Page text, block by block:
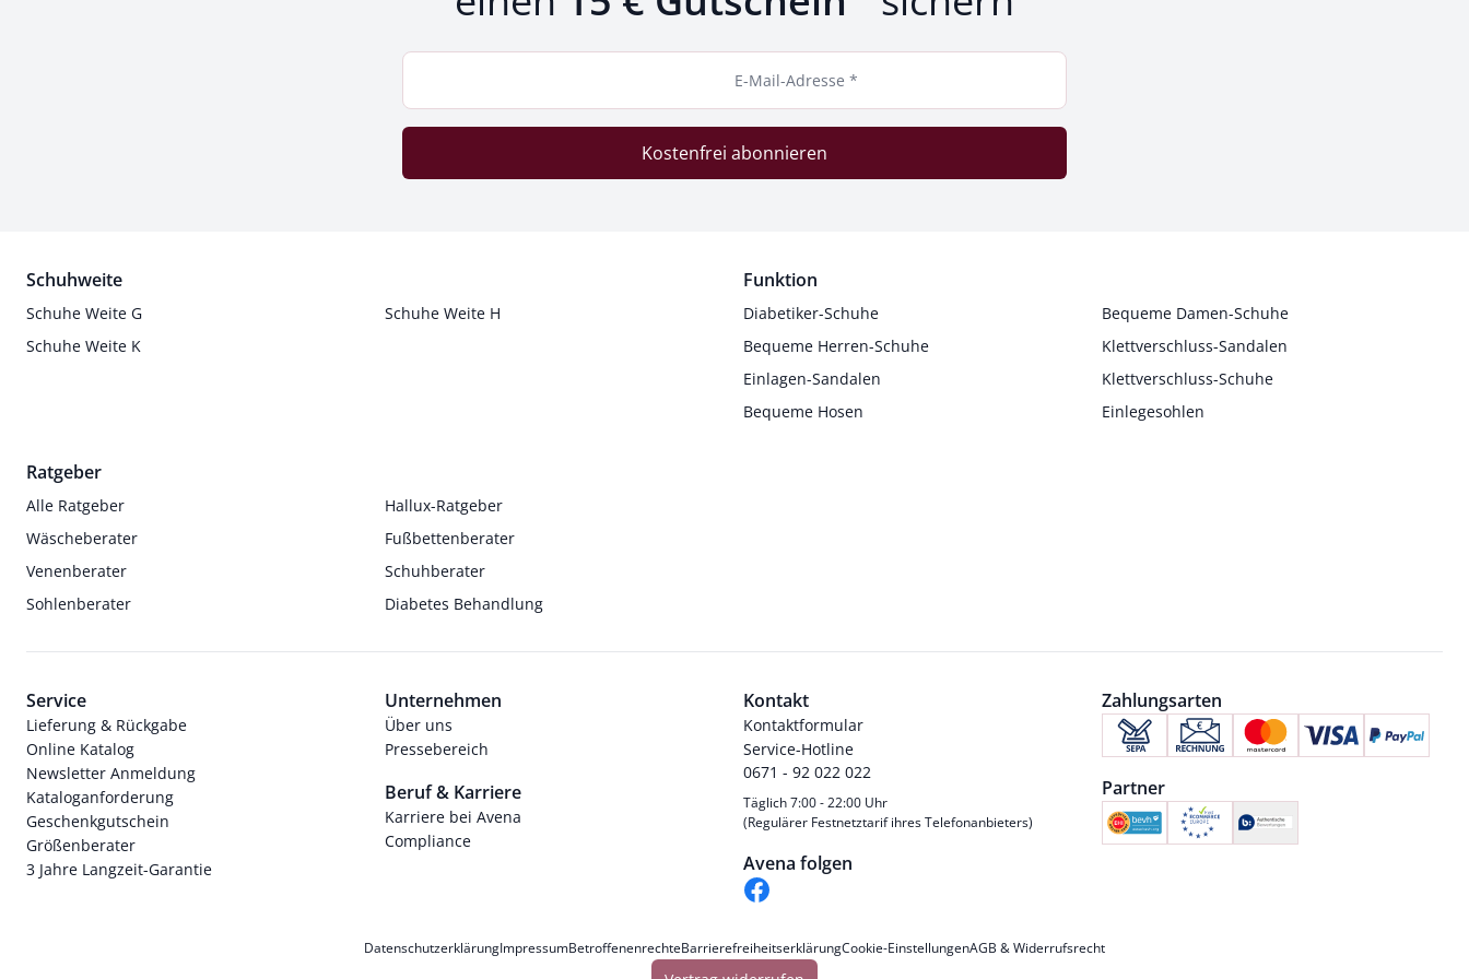
E-Mail-Adresse *
Kostenfrei abonnieren
Schuhweite
Schuhe Weite G
Schuhe Weite H
Schuhe Weite K
Funktion
Diabetiker-Schuhe
Bequeme Damen-Schuhe
Bequeme Herren-Schuhe
Klettverschluss-Sandalen
Einlagen-Sandalen
Klettverschluss-Schuhe
Bequeme Hosen
Einlegesohlen
Ratgeber
Alle Ratgeber
Hallux-Ratgeber
Wäscheberater
Fußbettenberater
Venenberater
Schuhberater
Sohlenberater
Diabetes Behandlung
Service
Lieferung & Rückgabe
Online Katalog
Newsletter Anmeldung
Kataloganforderung
Geschenkgutschein
Größenberater
3 Jahre Langzeit-Garantie
Unternehmen
Über uns
Pressebereich
Beruf & Karriere
Karriere bei Avena
Compliance
Kontakt
Kontaktformular
Service-Hotline
0671 - 92 022 022
Täglich 7:00 - 22:00 Uhr
(Regulärer Festnetztarif ihres Telefonanbieters)
Avena folgen
Zahlungsarten
Partner
DatenschutzerklärungImpressumBetroffenenrechteBarrierefreiheitserklärungCookie-EinstellungenAGB & Widerrufsrecht